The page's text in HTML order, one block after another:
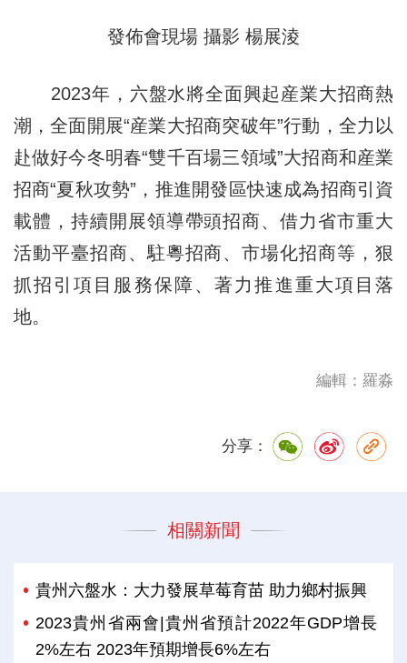
發佈會現場 攝影 楊展淩
2023年，六盤水將全面興起産業大招商熱
潮，全面開展“産業大招商突破年”行動，全力以
赴做好今冬明春“雙千百場三領域”大招商和産業
招商“夏秋攻勢”，推進開發區快速成為招商引資
載體，持續開展領導帶頭招商、借力省市重大
活動平臺招商、駐粵招商、市場化招商等，狠
抓招引項目服務保障、著力推進重大項目落
地。
編輯：羅淼
分享：
相關新聞
貴州六盤水：大力發展草莓育苗 助力鄉村振興
2023貴州省兩會|貴州省預計2022年GDP增長
2%左右 2023年預期增長6%左右